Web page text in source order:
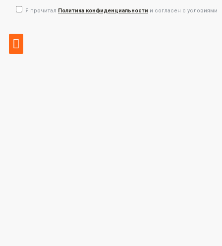
Я прочитал Политика конфиденциальности и согласен с условиями